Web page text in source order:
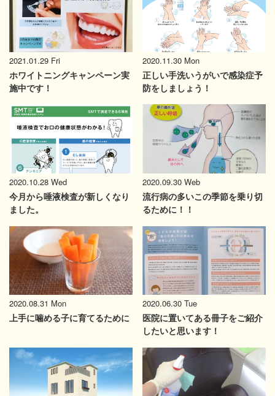
2021.01.29 Fri
ホワイトニングキャンペーン実
施中です！
2020.11.30 Mon
正しい手洗いうがいで感染症予
防をしましょう！
2020.10.28 Wed
今月から唾液検査が新しくなり
ました。
2020.09.30 Web
流行病の多いこの季節を乗り切
るために！！
2020.08.31 Mon
上手に噛める子に育てるために
2020.06.30 Tue
医院に置いてある冊子をご紹介
したいと思います！